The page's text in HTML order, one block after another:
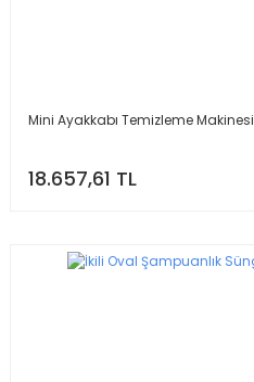
Mini Ayakkabı Temizleme Makinesi
18.657,61 TL